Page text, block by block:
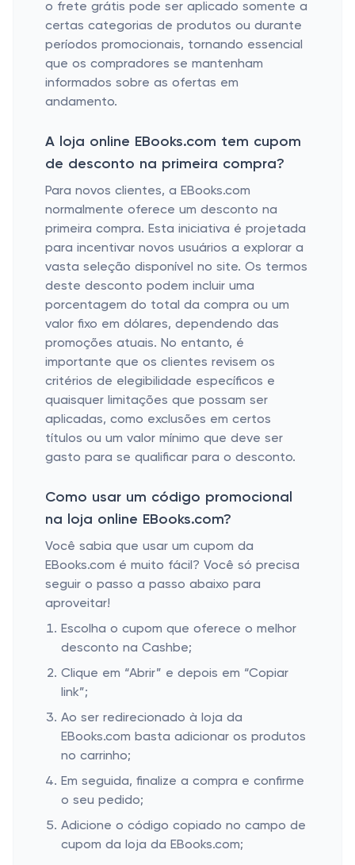
o frete grátis pode ser aplicado somente a
certas categorias de produtos ou durante
períodos promocionais, tornando essencial
que os compradores se mantenham
informados sobre as ofertas em
andamento.
A loja online EBooks.com tem cupom
de desconto na primeira compra?
Para novos clientes, a EBooks.com
normalmente oferece um desconto na
primeira compra. Esta iniciativa é projetada
para incentivar novos usuários a explorar a
vasta seleção disponível no site. Os termos
deste desconto podem incluir uma
porcentagem do total da compra ou um
valor fixo em dólares, dependendo das
promoções atuais. No entanto, é
importante que os clientes revisem os
critérios de elegibilidade específicos e
quaisquer limitações que possam ser
aplicadas, como exclusões em certos
títulos ou um valor mínimo que deve ser
gasto para se qualificar para o desconto.
Como usar um código promocional
na loja online EBooks.com?
Você sabia que usar um cupom da
EBooks.com é muito fácil? Você só precisa
seguir o passo a passo abaixo para
aproveitar!
Escolha o cupom que oferece o melhor
desconto na Cashbe;
Clique em “Abrir” e depois em “Copiar
link”;
Ao ser redirecionado à loja da
EBooks.com basta adicionar os produtos
no carrinho;
Em seguida, finalize a compra e confirme
o seu pedido;
Adicione o código copiado no campo de
cupom da loja da EBooks.com;